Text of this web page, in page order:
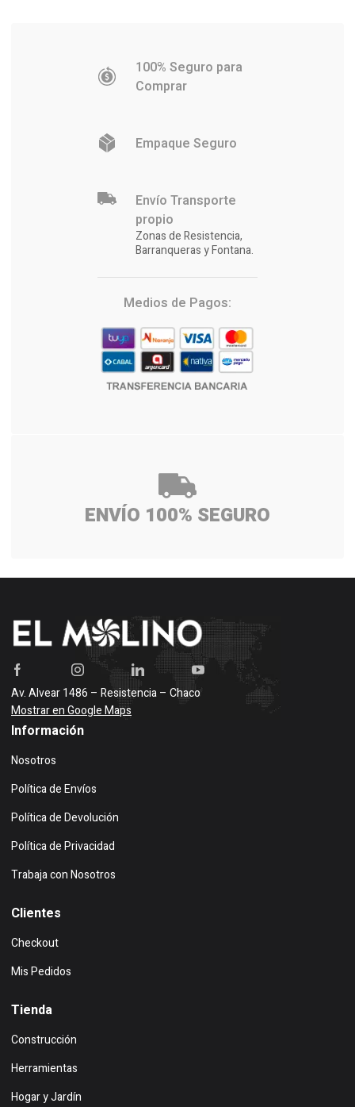
100% Seguro para
Comprar
Empaque Seguro
Envío Transporte
propio
Zonas de Resistencia,
Barranqueras y Fontana.
Medios de Pagos:
ENVÍO 100% SEGURO
Av. Alvear 1486 – Resistencia – Chaco
Mostrar en Google Maps
Información
Nosotros
Política de Envíos
Política de Devolución
Política de Privacidad
Trabaja con Nosotros
Clientes
Checkout
Mis Pedidos
Tienda
Construcción
Herramientas
Hogar y Jardín